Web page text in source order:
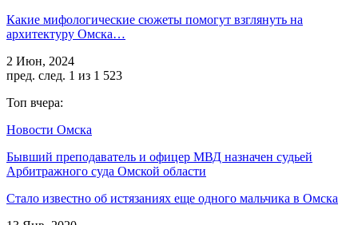
Какие мифологические сюжеты помогут взглянуть на
архитектуру Омска…
2 Июн, 2024
пред. след. 1 из 1 523
Топ вчера:
Новости Омска
Бывший преподаватель и офицер МВД назначен судьей
Арбитражного суда Омской области
Стало известно об истязаниях еще одного мальчика в Омска